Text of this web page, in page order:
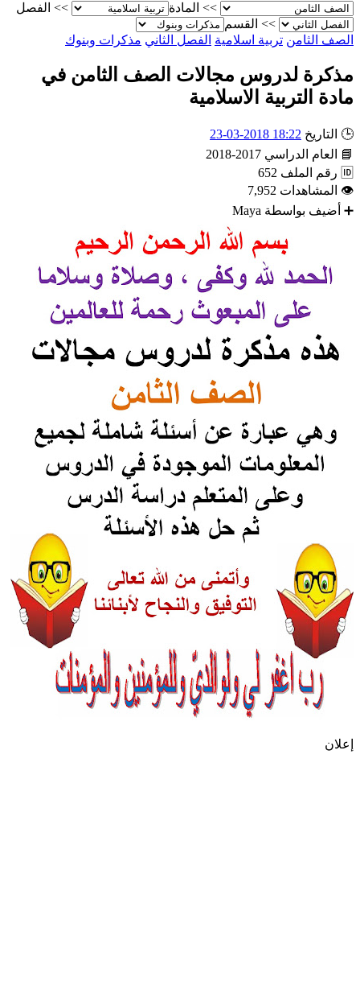
>>
المادة >>
الفصل
>>
القسم
الصف الثامن تربية اسلامية الفصل الثاني مذكرات وبنوك
مذكرة لدروس مجالات الصف الثامن في
مادة التربية الاسلامية
🕒 التاريخ 18:22 2018-03-23
📘
العام الدراسي 2017-2018
🆔 رقم الملف 652
👁
المشاهدات 7,952
➕
أضيف بواسطة Maya
إعلان